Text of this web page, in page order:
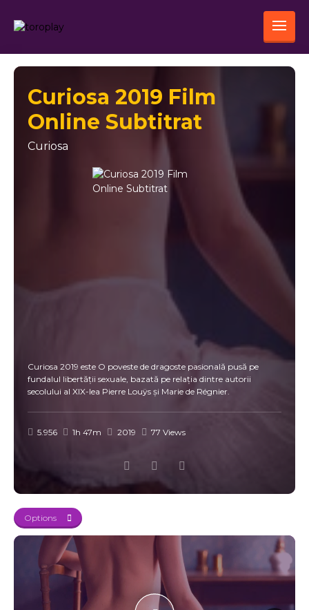
Curiosa 2019 Film
Online Subtitrat
Curiosa
Curiosa 2019 este O poveste de dragoste pasională pusă pe
fundalul libertății sexuale, bazată pe relația dintre autorii
secolului al XIX-lea Pierre Louÿs și Marie de Régnier.
5.956 1h 47m 2019 77 Views
Options